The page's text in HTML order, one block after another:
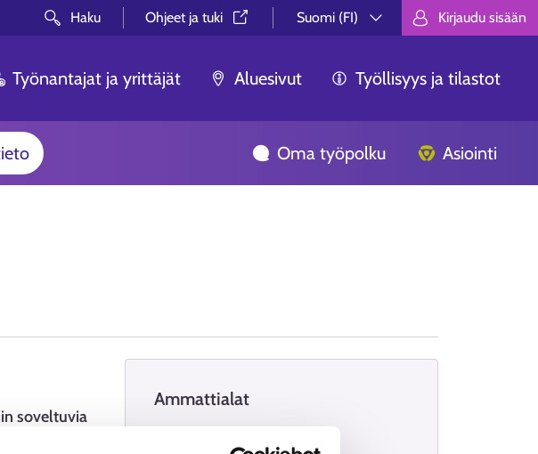
Haku Ohjeet ja tuki⁠
Suomi (FI)
Valitse kieli. Välj språk. Choose
Kirjaudu sisään
Työnantajat ja yrittäjät Aluesivut Työllisyys ja tilastot
Oma työpolku Asiointi
soveltuvia
usein
Ammattialat
Kädentaidot